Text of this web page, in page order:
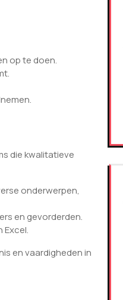
op te doen.
die kwalitatieve
onderwerpen,
en gevorderden.
Excel.
en vaardigheden in